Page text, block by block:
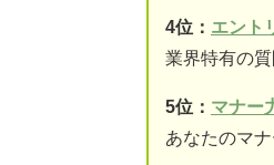
4位： エント
業界特有の
5位： マナー
あなたのマ